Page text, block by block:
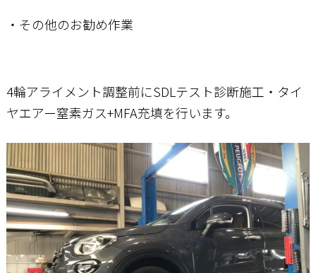
・その他のお勧め作業
4輪アライメント調整前にSDLテスト診断施工・タイ
ヤエアー窒素ガス+MFA充填を行います。